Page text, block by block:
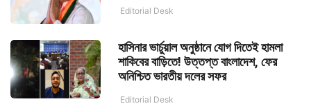
Editorial Desk
হাসিনার ভার্চুয়াল অনুষ্ঠানে যোগ দিতেই হামলা
শাকিবের বাড়িতে! উত্তপ্ত বাংলাদেশ, ফের
অনিশ্চিত ভারতীয় দলের সফর
Editorial Desk